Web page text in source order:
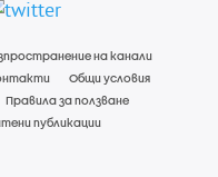
на канали
Общи условия
Правила за ползване
публикации